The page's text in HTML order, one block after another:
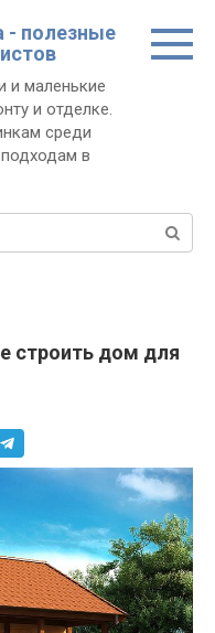
- полезные
и маленькие
и отделке.
среди
в
строить дом для